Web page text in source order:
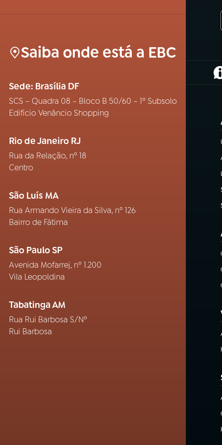
Saiba onde está a EBC
Sede: Brasília DF
SCS – Quadra 08 – Bloco B 50/60 – 1º Subsolo
Edifício Venâncio Shopping
Rio de Janeiro RJ
Rua da Relação, nº 18
Centro
São Luís MA
Rua Armando Vieira da Silva, nº 126
Bairro de Fátima
São Paulo SP
Avenida Mofarrej, nº 1.200
Vila Leopoldina
Tabatinga AM
Rua Rui Barbosa S/Nº
Rui Barbosa